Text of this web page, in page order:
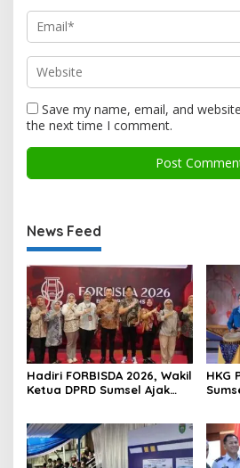
Save my name, email, and
the next time I comment.
News Feed
Hadiri FORBISDA 2026, Wakil
Ketua DPRD Sumsel Ajak
HKG